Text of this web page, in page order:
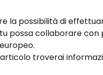
la possibilità di
possa collaborare con
troverai